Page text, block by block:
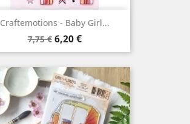
Craftemotions - Baby Girl...
Prix
de
7,75 € Prix
6,20 €